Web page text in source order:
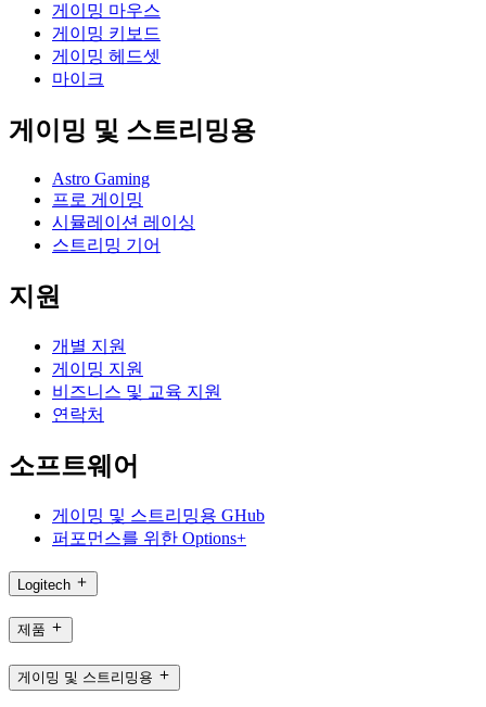
게이밍 마우스
게이밍 키보드
게이밍 헤드셋
마이크
게이밍 및 스트리밍용
Astro Gaming
프로 게이밍
시뮬레이션 레이싱
스트리밍 기어
지원
개별 지원
게이밍 지원
비즈니스 및 교육 지원
연락처
소프트웨어
게이밍 및 스트리밍용 GHub
퍼포먼스를 위한 Options+
Logitech
제품
게이밍 및 스트리밍용